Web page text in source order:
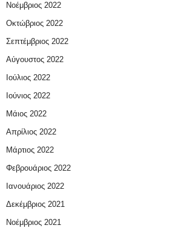
Νοέμβριος 2022
Οκτώβριος 2022
Σεπτέμβριος 2022
Αύγουστος 2022
Ιούλιος 2022
Ιούνιος 2022
Μάιος 2022
Απρίλιος 2022
Μάρτιος 2022
Φεβρουάριος 2022
Ιανουάριος 2022
Δεκέμβριος 2021
Νοέμβριος 2021